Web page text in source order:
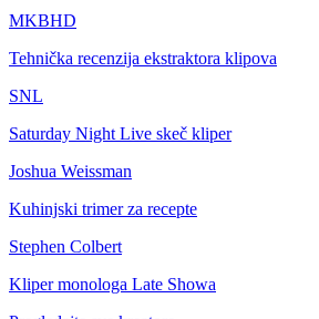
MKBHD
Tehnička recenzija ekstraktora klipova
SNL
Saturday Night Live skeč kliper
Joshua Weissman
Kuhinjski trimer za recepte
Stephen Colbert
Kliper monologa Late Showa